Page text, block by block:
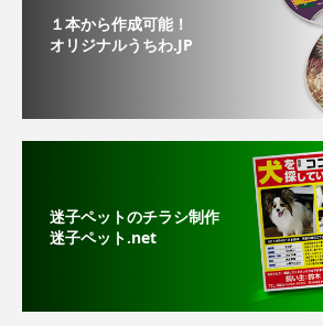
１本から作成可能！
オリジナルうちわ.JP
迷子ペットのチラシ制作
迷子ペット.net